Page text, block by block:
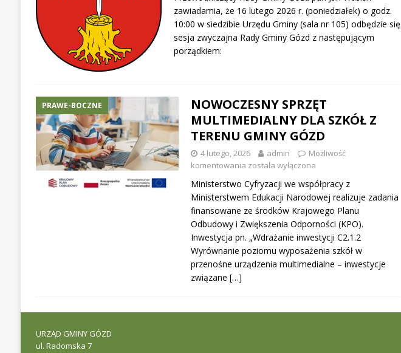
zawiadamia, że 16 lutego 2026 r. (poniedziałek) o godz.
10:00 w siedzibie Urzędu Gminy (sala nr 105) odbędzie się
sesja zwyczajna Rady Gminy Gózd z następującym
porządkiem:
PRAWE-BOCZNE
NOWOCZESNY SPRZĘT
MULTIMEDIALNY DLA SZKÓŁ Z
TERENU GMINY GÓZD
4 lutego, 2026 admin
Możliwość
komentowania została wyłączona
Ministerstwo Cyfryzacji we współpracy z
Ministerstwem Edukacji Narodowej realizuje zadania
finansowane ze środków Krajowego Planu
Odbudowy i Zwiększenia Odporności (KPO).
Inwestycja pn. „Wdrażanie inwestycji C2.1.2
Wyrównanie poziomu wyposażenia szkół w
przenośne urządzenia multimedialne – inwestycje
związane […]
URZĄD GMINY GÓZD
ul. Radomska 7